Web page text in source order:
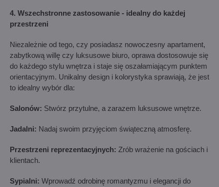
4. Wszechstronne zastosowanie - idealny do każdej
przestrzeni
Niezależnie od tego, czy posiadasz nowoczesny apartament,
zabytkową willę czy luksusowe biuro, oprawa dostosowuje się
do każdego stylu wnętrza i staje się oszałamiającym punktem
orientacyjnym. Unikalny design i kolorystyka sprawiają, że jest
to idealny wybór dla:
Salonów: Stwórz przytulne, a zarazem luksusowe wnętrze.
Jadalni: Nadaj swoim przyjęciom świąteczną atmosferę.
Przestrzeni reprezentacyjnych: Zrób wrażenie na gościach i
klientach.
Sypialni: Wprowadź odrobinę romantyzmu i elegancji do